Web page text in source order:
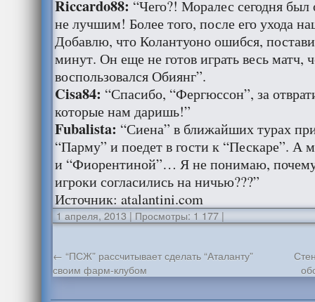
Riccardo88: “Чего?! Моралес сегодня
не лучшим! Более того, после его ухода
Добавлю, что Колантуоно ошибся,
минут. Он еще не готов играть весь матч,
воспользовался Обиянг”.
Cisa84: “Спасибо, “Фергюссон”, за
которые нам даришь!”
Fubalista: “Сиена” в ближайших турах
“Парму” и поедет в гости к “Пескаре”. А
и “Фиорентиной”… Я не понимаю,
игроки согласились на ничью???”
Источник: atalantini.com
1 апреля, 2013 | Просмотры: 1 177|
← “ПСЖ” рассчитывает сделать “Аталанту”
своим фарм-клубом